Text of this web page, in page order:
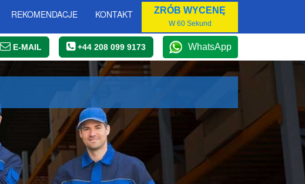
REKOMENDACJE KONTAKT ZRÓB WYCENĘ
W 60 Sekund
E-MAIL +44 208 099 9173 WhatsApp